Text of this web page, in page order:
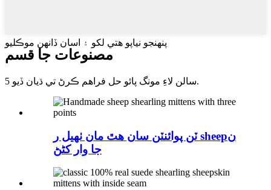
پنھنجو نياپو ھتي لکو ۽ اسان ڏانھن موڪليو
مصنوعات جا قسم
5 سالن لاءِ مونگ پائو حل فراهم ڪرڻ تي ڌيان ڏيو.
ٽن پوائنٽن سان هٿ مان ٺهيل ر sheepن
جا وار کڻڻ